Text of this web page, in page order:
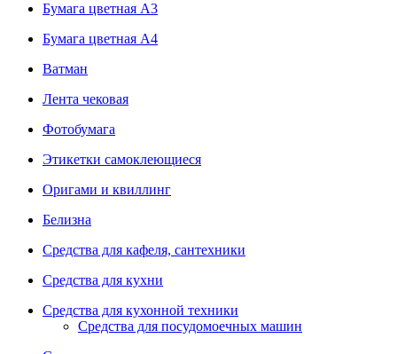
Бумага цветная А3
Бумага цветная А4
Ватман
Лента чековая
Фотобумага
Этикетки самоклеющиеся
Оригами и квиллинг
Белизна
Средства для кафеля, сантехники
Средства для кухни
Средства для кухонной техники
Средства для посудомоечных машин